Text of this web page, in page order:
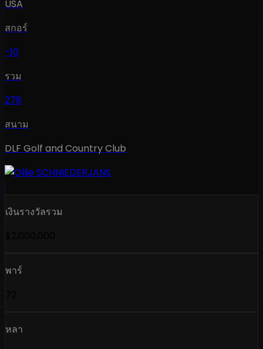
USA
สกอร์
-10
รวม
278
สนาม
DLF Golf and Country Club
เงินรางวัลรวม
พาร์
หลา